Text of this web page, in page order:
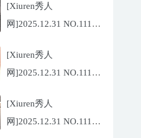
_Thrive[71P/640.85MB]
[Xiuren秀人
网]2025.12.31 NO.11188
[Xiuren秀人
网]2025.12.31 NO.11185
Yuki[75P/942.33MB]
[Xiuren秀人
网]2025.12.31 NO.11186